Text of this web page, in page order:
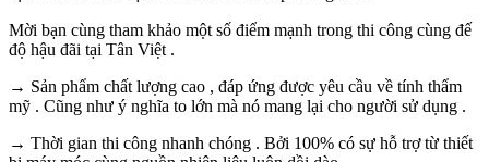
Mời bạn cùng tham khảo một số điểm mạnh trong thi công cùng đế
độ hậu đãi tại Tân Việt .
→ Sản phẩm chất lượng cao , đáp ứng được yêu cầu về tính thẩm
mỹ . Cũng như ý nghĩa to lớn mà nó mang lại cho người sử dụng .
→ Thời gian thi công nhanh chóng . Bởi 100% có sự hỗ trợ từ thiết